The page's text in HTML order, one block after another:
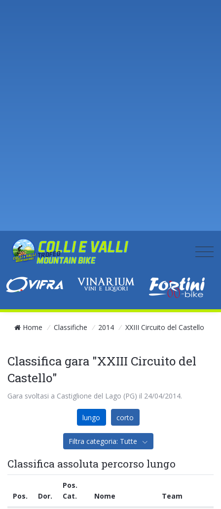
Home / Classifiche / 2014 / XXIII Circuito del Castello
Classifica gara "XXIII Circuito del
Castello"
Gara svoltasi a Castiglione del Lago (PG) il 24/04/2014.
lungo corto
Filtra categoria: Tutte
Classifica assoluta percorso lungo
Pos. Dor.
Pos.
Cat.
Nome Team